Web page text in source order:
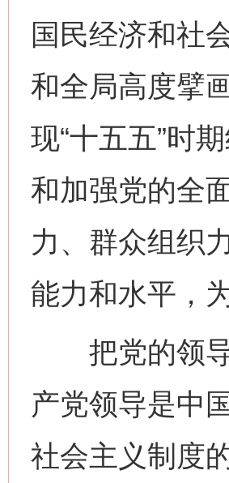
国民经济和社
和全局高度擘
现“十五五”时
和加强党的全
力、群众组织
能力和水平，
把党的领导
产党领导是中
社会主义制度